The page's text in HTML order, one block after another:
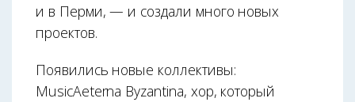
и в Перми, — и создали много новых
проектов.
Появились новые коллективы:
MusicAeterna Byzantina, хор, который